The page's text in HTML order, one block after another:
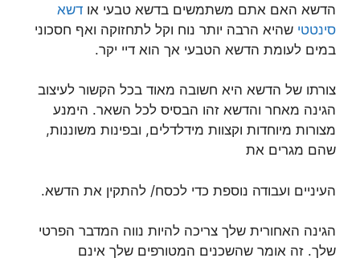
הדשא האם אתם משתמשים בדשא טבעי או דשא
סינטטי שהיא הרבה יותר נוח וקל לתחזוקה ואף חסכוני
במים לעומת הדשא הטבעי אך הוא דיי יקר.
צורתו של הדשא היא חשובה מאוד בכל הקשור לעיצוב
הגינה מאחר והדשא זהו הבסיס לכל השאר. הימנע
מצורות מיוחדות וקצוות מידלדלים, ובפינות משוננות,
שהם מגרים את
העיניים ועבודה נוספת כדי לכסח/ להתקין את הדשא.
הגינה האחורית שלך צריכה להיות נווה המדבר הפרטי
שלך. זה אומר שהשכנים המטורפים שלך אינם